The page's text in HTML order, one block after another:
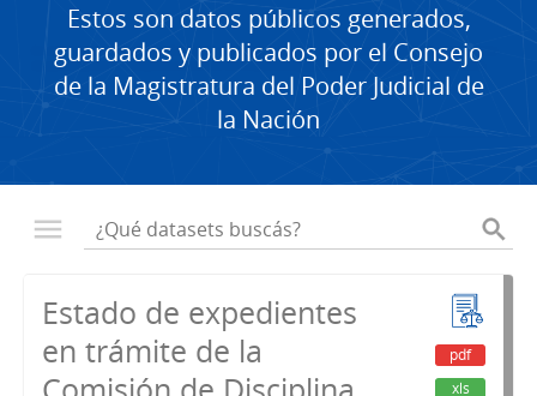
Estos son datos públicos generados,
guardados y publicados por el Consejo
de la Magistratura del Poder Judicial de
la Nación
Estado de expedientes
en trámite de la
pdf
xls